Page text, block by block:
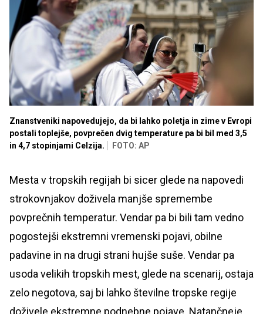
Znanstveniki napovedujejo, da bi lahko poletja in zime v Evropi
postali toplejše, povprečen dvig temperature pa bi bil med 3,5
in 4,7 stopinjami Celzija.
FOTO: AP
Mesta v tropskih regijah bi sicer glede na napovedi
strokovnjakov doživela manjše spremembe
povprečnih temperatur. Vendar pa bi bili tam vedno
pogostejši ekstremni vremenski pojavi, obilne
padavine in na drugi strani hujše suše. Vendar pa
usoda velikih tropskih mest, glede na scenarij, ostaja
zelo negotova, saj bi lahko številne tropske regije
doživele ekstremne podnebne pojave. Natančneje,